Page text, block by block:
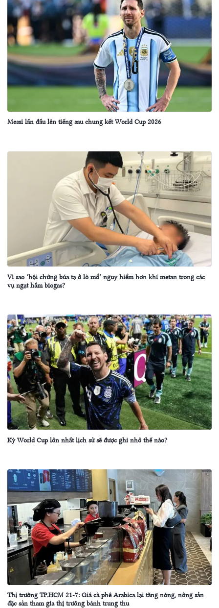
Messi lần đầu lên tiếng sau chung kết World Cup 2026
Vì sao ‘hội chứng búa tạ ở lò mổ’ nguy hiểm hơn khí metan trong các
vụ ngạt hầm biogas?
Kỳ World Cup lớn nhất lịch sử sẽ được ghi nhớ thế nào?
Thị trường TP.HCM 21-7: Giá cà phê Arabica lại tăng nóng, nông sản
đặc sản tham gia thị trường bánh trung thu